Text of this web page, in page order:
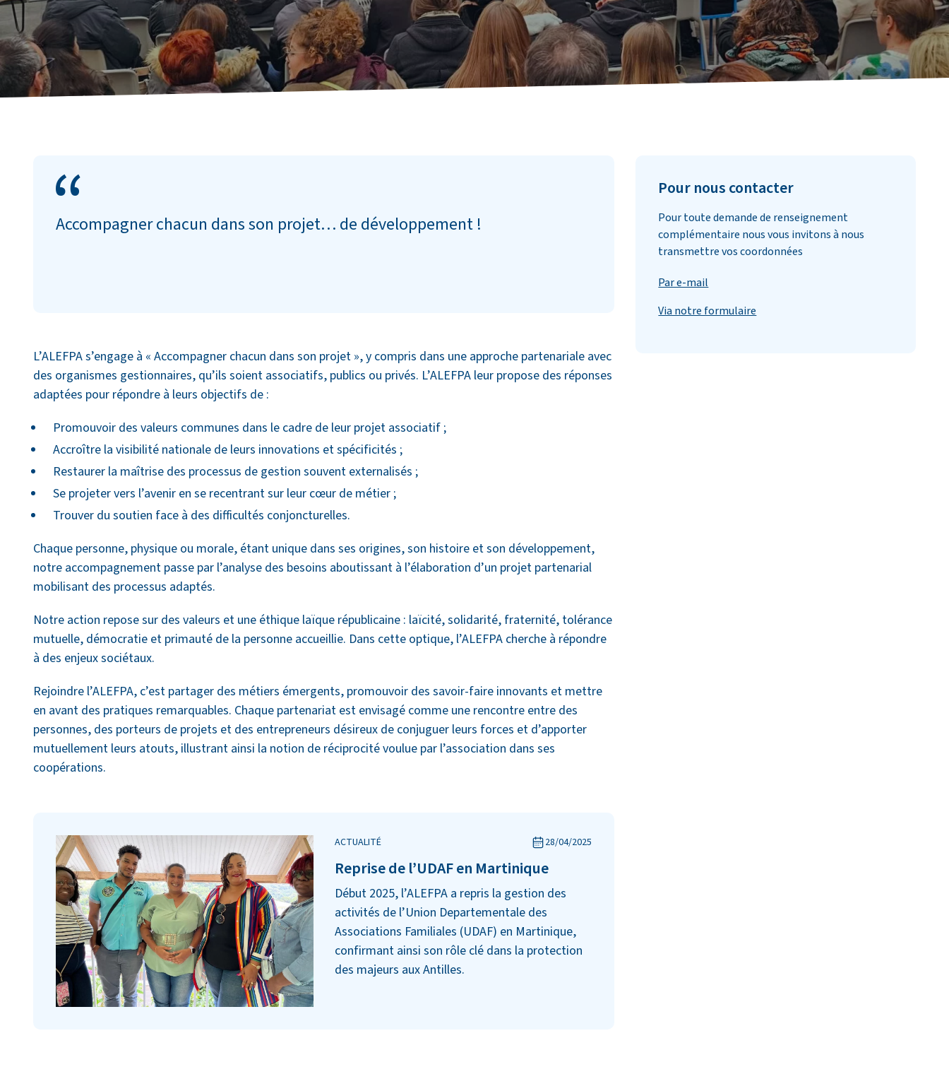
Accompagner chacun dans son projet… de développement !
L’ALEFPA s’engage à « Accompagner chacun dans son projet », y compris dans une approche partenariale avec
des organismes gestionnaires, qu’ils soient associatifs, publics ou privés. L’ALEFPA leur propose des réponses
adaptées pour répondre à leurs objectifs de :
Promouvoir des valeurs communes dans le cadre de leur projet associatif ;
Accroître la visibilité nationale de leurs innovations et spécificités ;
Restaurer la maîtrise des processus de gestion souvent externalisés ;
Se projeter vers l’avenir en se recentrant sur leur cœur de métier ;
Trouver du soutien face à des difficultés conjoncturelles.
Chaque personne, physique ou morale, étant unique dans ses origines, son histoire et son développement,
notre accompagnement passe par l’analyse des besoins aboutissant à l’élaboration d’un projet partenarial
mobilisant des processus adaptés.
Notre action repose sur des valeurs et une éthique laïque républicaine : laïcité, solidarité, fraternité, tolérance
mutuelle, démocratie et primauté de la personne accueillie. Dans cette optique, l’ALEFPA cherche à répondre
à des enjeux sociétaux.
Rejoindre l’ALEFPA, c’est partager des métiers émergents, promouvoir des savoir-faire innovants et mettre
en avant des pratiques remarquables. Chaque partenariat est envisagé comme une rencontre entre des
personnes, des porteurs de projets et des entrepreneurs désireux de conjuguer leurs forces et d’apporter
mutuellement leurs atouts, illustrant ainsi la notion de réciprocité voulue par l’association dans ses
coopérations.
ACTUALITÉ 28/04/2025
Reprise de l’UDAF en Martinique
Début 2025, l’ALEFPA a repris la gestion des
activités de l’Union Departementale des
Associations Familiales (UDAF) en Martinique,
confirmant ainsi son rôle clé dans la protection
des majeurs aux Antilles.
Pour nous contacter
Pour toute demande de renseignement
complémentaire nous vous invitons à nous
transmettre vos coordonnées
Par e-mail
Via notre formulaire